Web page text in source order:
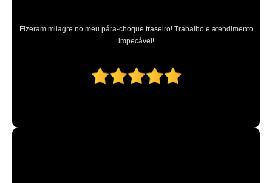
Fizeram milagre no meu pára-choque traseiro! Trabalho e atendimento
impecável!